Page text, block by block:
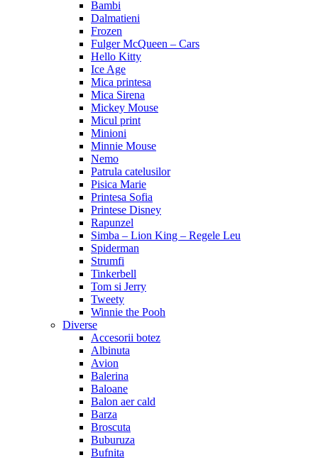
Bambi
Dalmatieni
Frozen
Fulger McQueen – Cars
Hello Kitty
Ice Age
Mica printesa
Mica Sirena
Mickey Mouse
Micul print
Minioni
Minnie Mouse
Nemo
Patrula catelusilor
Pisica Marie
Printesa Sofia
Printese Disney
Rapunzel
Simba – Lion King – Regele Leu
Spiderman
Strumfi
Tinkerbell
Tom si Jerry
Tweety
Winnie the Pooh
Diverse
Accesorii botez
Albinuta
Avion
Balerina
Baloane
Balon aer cald
Barza
Broscuta
Buburuza
Bufnita